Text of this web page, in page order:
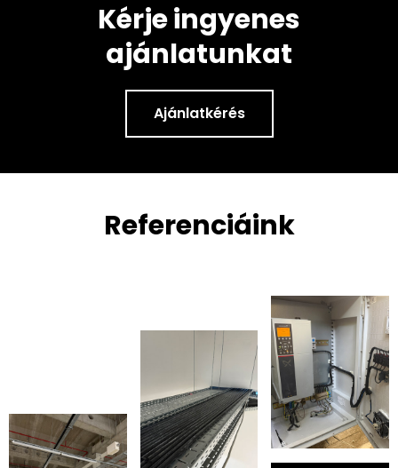
Kérje ingyenes
ajánlatunkat
Ajánlatkérés
Referenciáink